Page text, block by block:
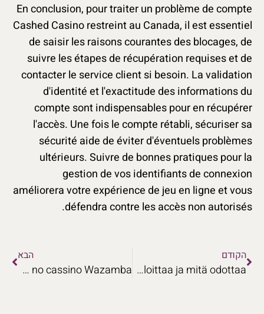
En conclusion, pour traiter un problème de compte
Cashed Casino restreint au Canada, il est essentiel
de saisir les raisons courantes des blocages, de
suivre les étapes de récupération requises et de
contacter le service client si besoin. La validation
d'identité et l'exactitude des informations du
compte sont indispensables pour en récupérer
l'accès. Une fois le compte rétabli, sécuriser sa
sécurité aide de éviter d'éventuels problèmes
ultérieurs. Suivre de bonnes pratiques pour la
gestion de vos identifiants de connexion
améliorera votre expérience de jeu en ligne et vous
défendra contre les accès non autorisés.
הקודם
Robocat Casino 2026 – Miten aloittaa ja mitä odottaa
הבא
Como os jogadores do Brasil podem acompanhar sua atividade de acesso no cassino Wazamba